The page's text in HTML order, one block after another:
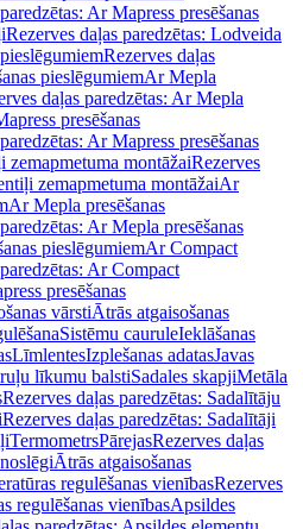
Ar Mapress presēšanas
Rezerves daļas paredzētas: Lodveida
Rezerves daļas
pieslēgumiemAr Mepla
daļas paredzētas: Ar Mepla
presēšanas
Ar Mapress presēšanas
montāžaiRezerves
zemapmetuma montāžaiAr
Ar Mepla presēšanas
Ar Mepla presēšanas
pieslēgumiemAr Compact
Ar Compact
presēšanas
vārstiĀtrās atgaisošanas
Sistēmu cauruleIeklāšanas
LīmlentesIzplešanas adatasJavas
līkumu balstiSadales skapjiMetāla
Rezerves daļas paredzētas: Sadalītāju
Rezerves daļas paredzētas: Sadalītāji
TermometrsPārejasRezerves daļas
Ātrās atgaisošanas
regulēšanas vienībasRezerves
regulēšanas vienībasApsildes